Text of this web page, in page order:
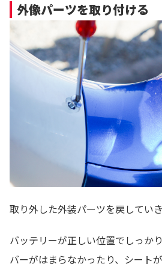
外像パーツを取り付ける
取り外した外装パーツを戻していき
バッテリーが正しい位置でしっか
バーがはまらなかったり、シート